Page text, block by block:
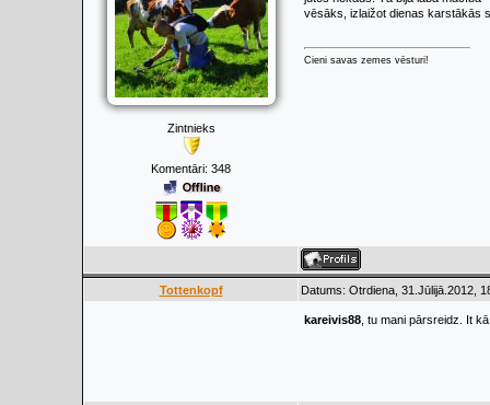
Zintnieks
Komentāri: 348
vēsāks, izlaižot dienas karstākās
Cieni savas zemes vēsturi!
Tottenkopf Datums: Otrdiena, 31.Jūlijā.2012,
kareivis88 , tu mani pārsreidz. It